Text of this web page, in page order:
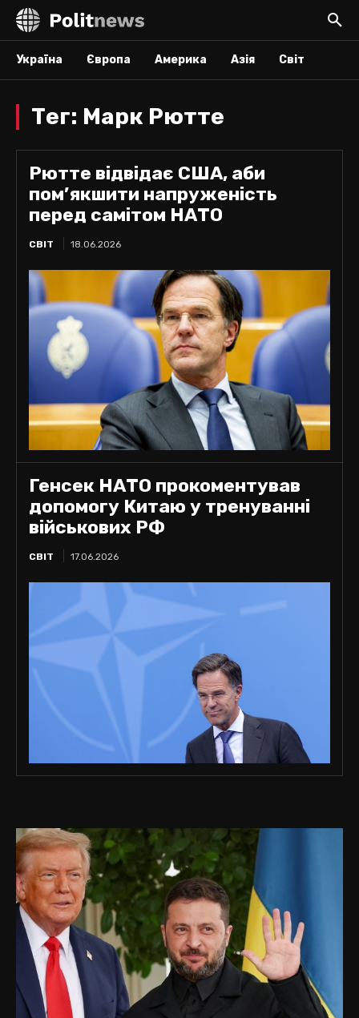
Україна Європа Америка Азія Світ
Тег: Марк Рютте
Рютте відвідає США, аби
пом’якшити напруженість
перед самітом НАТО
СВІТ 18.06.2026
Генсек НАТО прокоментував
допомогу Китаю у тренуванні
військових РФ
СВІТ 17.06.2026